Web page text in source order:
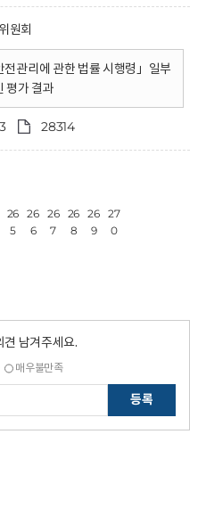
원회
전관리에 관한 법률 시행령」일부
평가 결과
28314
26
5
26
6
26
7
26
8
26
9
27
0
남겨주세요.
매우불만족
등록